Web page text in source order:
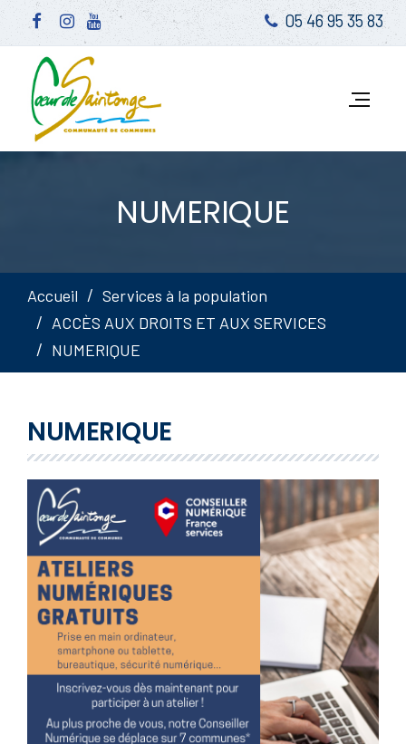
05 46 95 35 83
NUMERIQUE
Accueil
Services à la population
ACCÈS AUX DROITS ET AUX SERVICES
NUMERIQUE
NUMERIQUE